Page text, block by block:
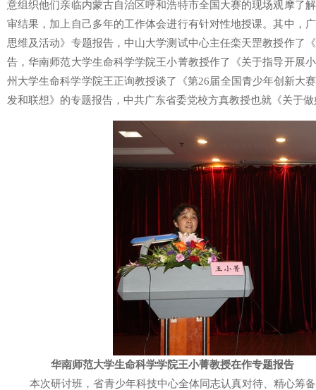
意组织他们亲临内蒙古自治区呼和浩特市全国大赛的现场观摩了
审结果，加上自己多年的工作体会进行有针对性地授课。其中，
思维及活动》专题报告，中山大学测试中心主任栾天罡教授作了
告，华南师范大学生命科学学院王小菁教授作了《关于指导开展
州大学生命科学学院王正询教授谈了《第26届全国青少年创新大
发和联想》的专题报告，中共广东省委党校方真教授也就《关于
华南师范大学生命科学学院王小菁教授在作专题报告
本次研讨班，省青少年科技中心全体同志认真对待、精心筹备